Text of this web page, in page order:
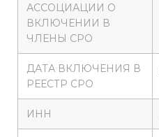
АССОЦИАЦИИ О
ВКЛЮЧЕНИИ В
ЧЛЕНЫ СРО
ДАТА ВКЛЮЧЕНИЯ В
РЕЕСТР СРО
ИНН